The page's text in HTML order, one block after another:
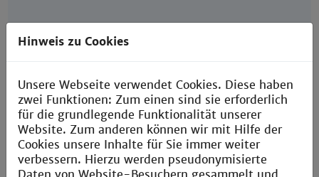
Anton Weise
Gebäude X, RaumX413
weise@th-mannheim.de
+49 152 03282944
Hinweis zu Cookies
Unsere Webseite verwendet Cookies. Diese haben
zwei Funktionen: Zum einen sind sie erforderlich
für die grundlegende Funktionalität unserer
Website. Zum anderen können wir mit Hilfe der
Cookies unsere Inhalte für Sie immer weiter
verbessern. Hierzu werden pseudonymisierte